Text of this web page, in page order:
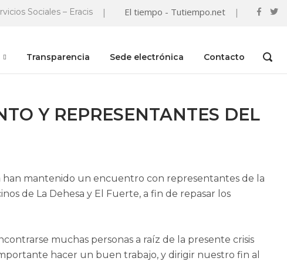
Sociales – Eracis | El tiempo - Tutiempo.net |
Transparencia Sede electrónica Contacto
OPEN
Y REPRESENTANTES DEL
han mantenido un encuentro con representantes de la
de La Dehesa y El Fuerte, a fin de repasar los
muchas personas a raíz de la presente crisis
hacer un buen trabajo, y dirigir nuestro fin al